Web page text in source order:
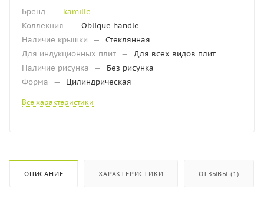
Бренд —
kamille
Коллекция
—
Oblique handle
Наличие крышки
—
Стеклянная
Для индукционных плит —
Для всех видов плит
Наличие рисунка
—
Без рисунка
Форма
— Цилиндрическая
Все характеристики
ОПИСАНИЕ ХАРАКТЕРИСТИКИ ОТЗЫВЫ (1)